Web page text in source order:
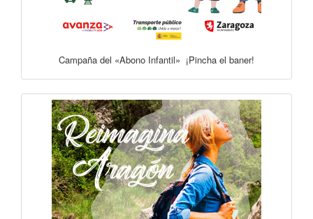
Campaña del «Abono Infantil» ¡Pincha el baner!